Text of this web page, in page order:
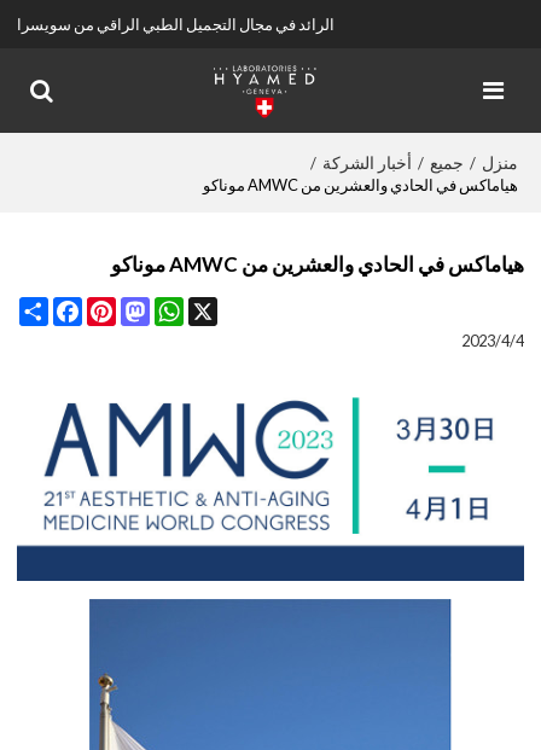
الرائد في مجال التجميل الطبي الراقي من سويسرا
منزل / جميع / أخبار الشركة /
هياماكس في الحادي والعشرين من AMWC موناكو
هياماكس في الحادي والعشرين من AMWC موناكو
Share
FacebookPinterestMastodon
WhatsApp
X
2023/4/4